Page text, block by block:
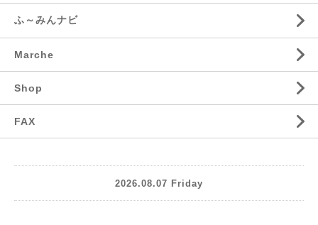
ふ～みんナビ
Marche
Shop
FAX
2026.08.07 Friday